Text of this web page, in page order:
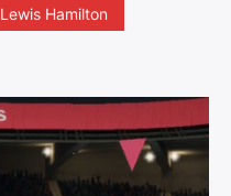
Lewis Hamilton